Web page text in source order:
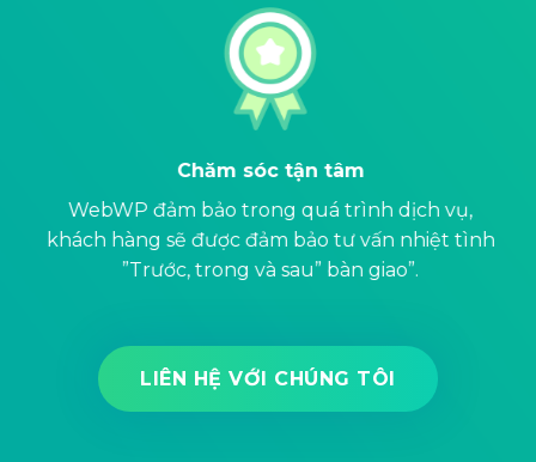
Chăm sóc tận tâm
WebWP đảm bảo trong quá trình dịch vụ,
khách hàng sẽ được đảm bảo tư vấn nhiệt tình
”Trước, trong và sau” bàn giao”.
LIÊN HỆ VỚI CHÚNG TÔI